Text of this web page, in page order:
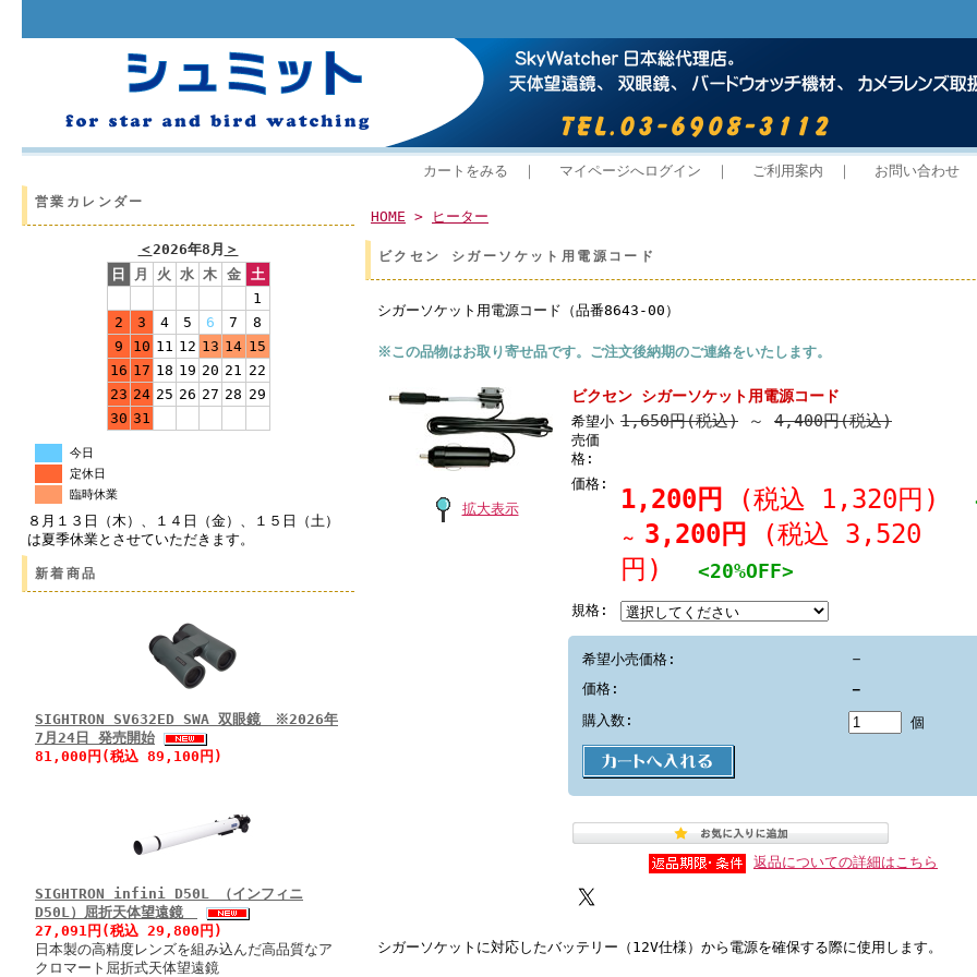
カートをみる ｜ マイページへログイン ｜ ご利用案内 ｜ お問い合わせ
営業カレンダー
＜2026年8月 ＞
日
月 火 水 木 金
土
1
2
3 4 5 6 7
8
9
10 11 12 13 14 15
16 17 18 19 20 21 22
23 24 25 26 27 28 29
30 31
今日
定休日
臨時休業
８月１３日（木）、１４日（金）、１５日（土）
は夏季休業とさせていただきます。
新着商品
SIGHTRON SV632ED SWA 双眼鏡 ※2026年
7月24日 発売開始
81,000円(税込 89,100円)
SIGHTRON infini D50L （インフィニ
D50L）屈折天体望遠鏡
27,091円(税込 29,800円)
日本製の高精度レンズを組み込んだ高品質なア
クロマート屈折式天体望遠鏡
HOME > ヒーター
ビクセン シガーソケット用電源コード
シガーソケット用電源コード（品番8643-00）
※この品物はお取り寄せ品です。ご注文後納期のご連絡をいたします。
拡大表示
ビクセン シガーソケット用電源コード
希望小
売価
格:
1,650円(税込) ～ 4,400円(税込)
価格:
1,200円 (税込 1,320円)
～ 3,200円
(税込 3,520
円)
<20%OFF>
規格:
希望小売価格: －
価格: －
購入数: 個
返品についての詳細はこちら
シガーソケットに対応したバッテリー（12V仕様）から電源を確保する際に使用します。